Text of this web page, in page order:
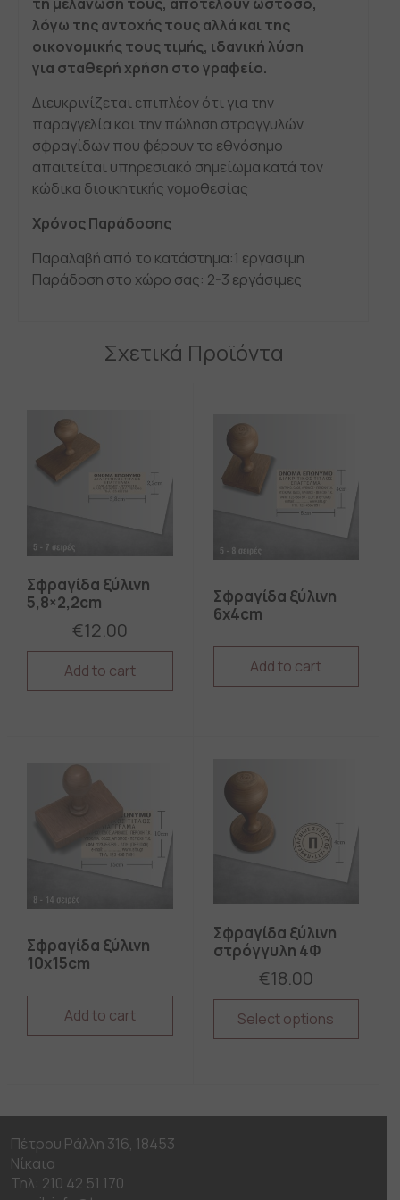
τη μελάνωσή τους, αποτελούν ωστόσο,
λόγω της αντοχής τους αλλά και της
οικονομικής τους τιμής, ιδανική λύση
για σταθερή χρήση στο γραφείο.
Διευκρινίζεται επιπλέον ότι για την
παραγγελία και την πώληση στρογγυλών
σφραγίδων που φέρουν το εθνόσημο
απαιτείται υπηρεσιακό σημείωμα κατά τον
κώδικα διοικητικής νομοθεσίας
Χρόνος Παράδοσης
Παραλαβή από το κατάστημα:1 εργασιμη
Παράδοση στο χώρο σας: 2-3 εργάσιμες
Σχετικά Προϊόντα
Σφραγίδα ξύλινη
5,8×2,2cm
€12.00
Add to cart
Σφραγίδα ξύλινη
6x4cm
Add to cart
Σφραγίδα ξύλινη
10x15cm
Add to cart
Σφραγίδα ξύλινη
στρόγγυλη 4Φ
€18.00
Select options
variants.
Πέτρου Ράλλη 316, 18453
Νίκαια
Τηλ: 210 42 51 170